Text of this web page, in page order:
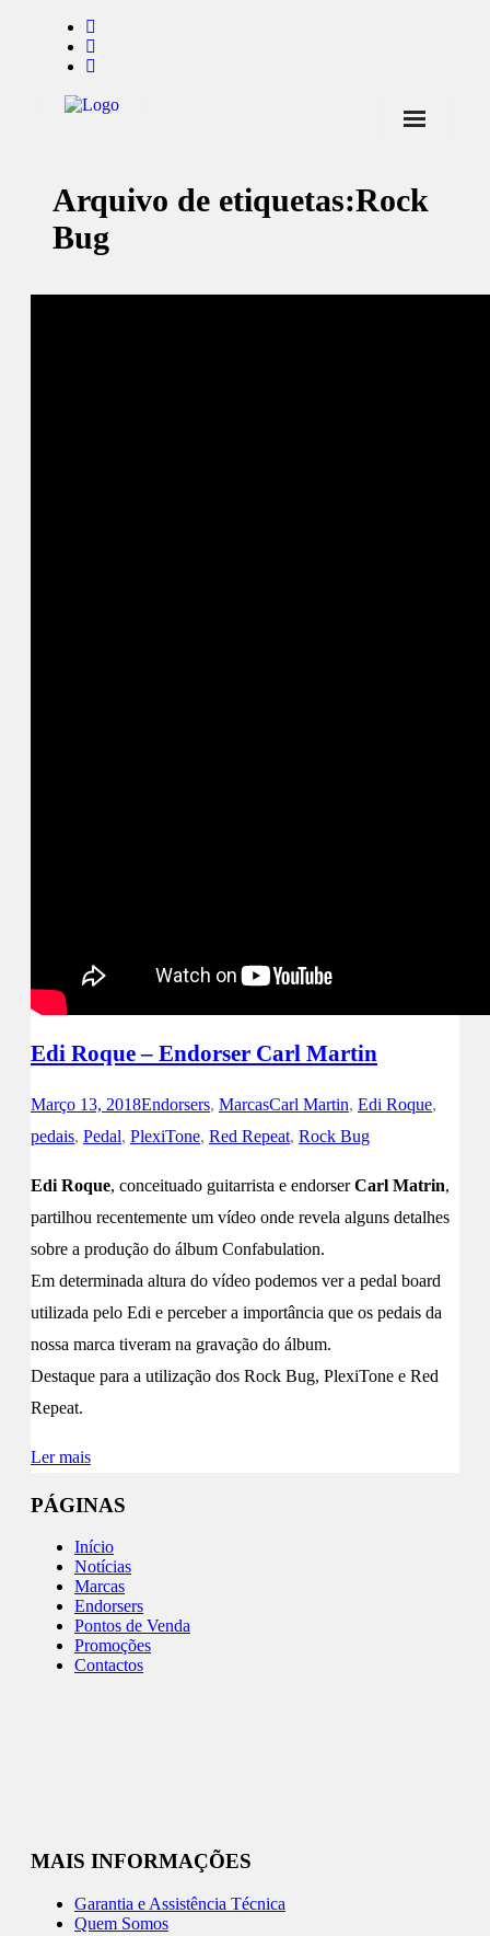
Notícias
Endorsers
Arquivo de etiquetas:Rock
Bug
Edi Roque – Endorser Carl Martin
Março 13, 2018Endorsers, MarcasCarl Martin, Edi Roque,
pedais, Pedal, PlexiTone, Red Repeat, Rock Bug
Edi Roque, conceituado guitarrista e endorserCarl Matrin,
partilhou recentemente um vídeo onde revela alguns detalhes
sobre a produção do álbum Confabulation.
Em determinada altura do vídeo podemos ver a pedal board
utilizada pelo Edi e perceber a importância que os pedais da
nossa marca tiveram na gravação do álbum.
Destaque para a utilização dos Rock Bug, PlexiTone e Red
Repeat.
Ler mais
PÁGINAS
Início
Notícias
Marcas
Endorsers
Pontos de Venda
Promoções
Contactos
MAIS INFORMAÇÕES
Garantia e Assistência Técnica
Quem Somos